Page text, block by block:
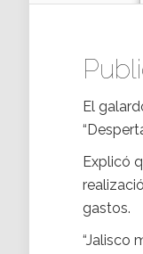
El
Explicó
gastos.
“Jalisco